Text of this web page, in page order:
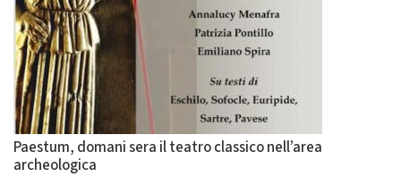
Paestum, domani sera il teatro classico nell’area
archeologica